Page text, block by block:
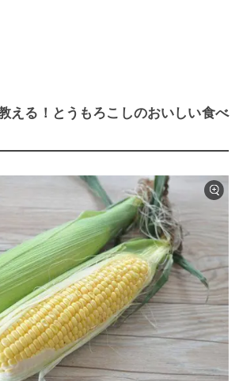
える！とうもろこしのおいしい食べ